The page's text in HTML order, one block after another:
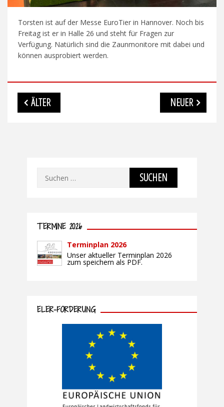
Torsten ist auf der Messe EuroTier in Hannover. Noch bis
Freitag ist er in Halle 26 und steht für Fragen zur
Verfügung. Natürlich sind die Zaunmonitore mit dabei und
können ausprobiert werden.
Beitragsnavigation
ÄLTER NEUER
Suchen
TERMINE 2026
Terminplan 2026
Unser aktueller Terminplan 2026
zum speichern als PDF.
ELER-FÖRDERUNG